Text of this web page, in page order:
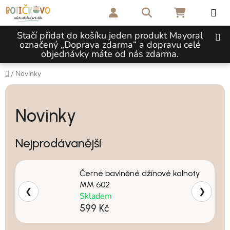
Přejít na obsah
Stačí přidat do košíku jeden produkt Mayoral
označený „Doprava zdarma“ a dopravu celé
objednávky máte od nás zdarma.
Hledat NÁKUPNÍ
Domů
/ Novinky
Novinky
Nejprodávanější
Černé bavlněné džínové kalhoty
MM 602
Skladem
599 Kč
❮ ❯